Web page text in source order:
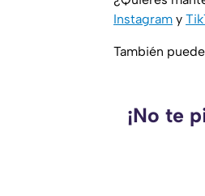
Instagram y
También
¡No te